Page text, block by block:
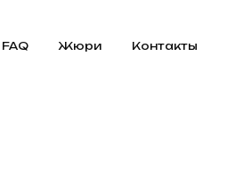
FAQ Жюри Контакты